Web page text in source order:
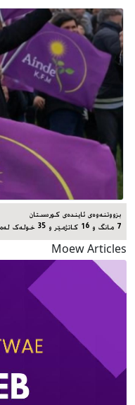
بزووتنەوەی ئایندەی کوردستان
7 مانگ و 16 کاتژمێر و 35 خوله‌ک له‌مه‌وپێش‌
Moew Articles